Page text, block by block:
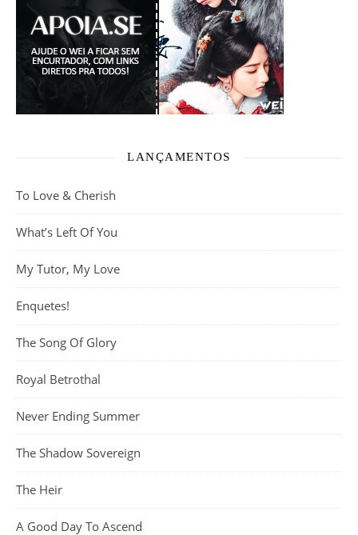
LANÇAMENTOS
To Love & Cherish
What’s Left Of You
My Tutor, My Love
Enquetes!
The Song Of Glory
Royal Betrothal
Never Ending Summer
The Shadow Sovereign
The Heir
A Good Day To Ascend